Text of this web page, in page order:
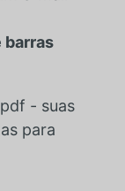
barras
- suas
para